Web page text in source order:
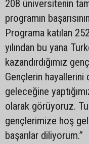
208 üniversitenin
programın
Programa katılan
yılından bu yana
kazandırdığımız
Gençlerin
geleceğine
olarak görüyoruz.
gençlerimize hoş
başarılar diliyorum.”